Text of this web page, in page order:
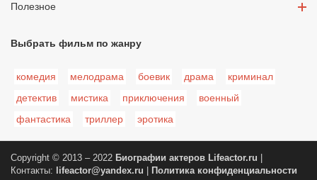
Полезное
Выбрать фильм по жанру
комедия мелодрама боевик драма
криминал
детектив
мистика приключения
военный
фантастика
триллер эротика
Copyright © 2013 – 2022 Биографии актеров Lifeactor.ru
Контакты:
lifeactor@yandex.ru Политика конфиденциальности